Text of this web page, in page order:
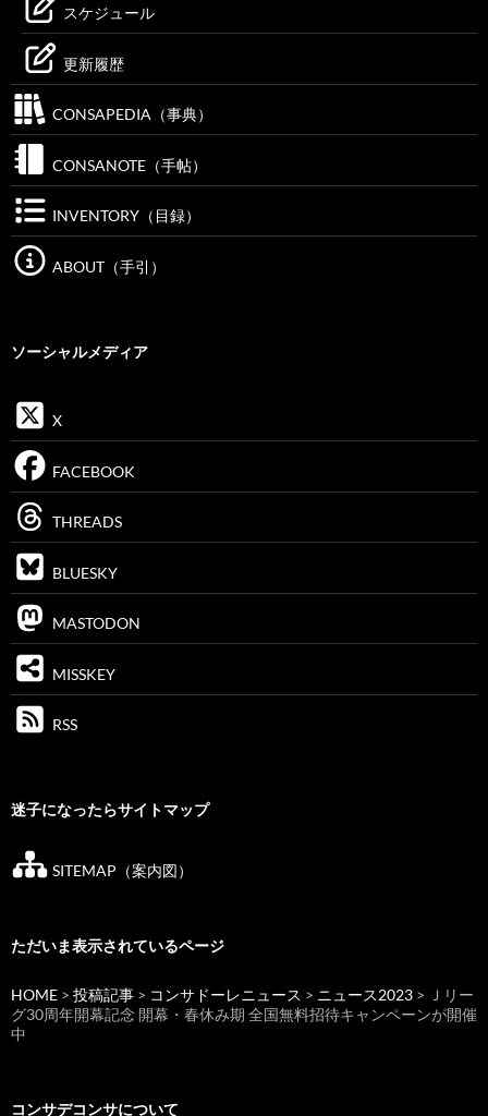
スケジュール
更新履歴
CONSAPEDIA（事典）
CONSANOTE（手帖）
INVENTORY（目録）
ABOUT（手引）
ソーシャルメディア
X
FACEBOOK
THREADS
BLUESKY
MASTODON
MISSKEY
RSS
迷子になったらサイトマップ
SITEMAP（案内図）
ただいま表示されているページ
HOME > 投稿記事 > コンサドーレニュース > ニュース2023 > Ｊリー
グ30周年開幕記念 開幕・春休み期 全国無料招待キャンペーンが開催
中
コンサデコンサについて